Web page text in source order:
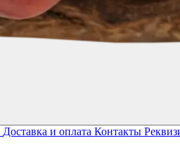
Доставка и оплата Контакты